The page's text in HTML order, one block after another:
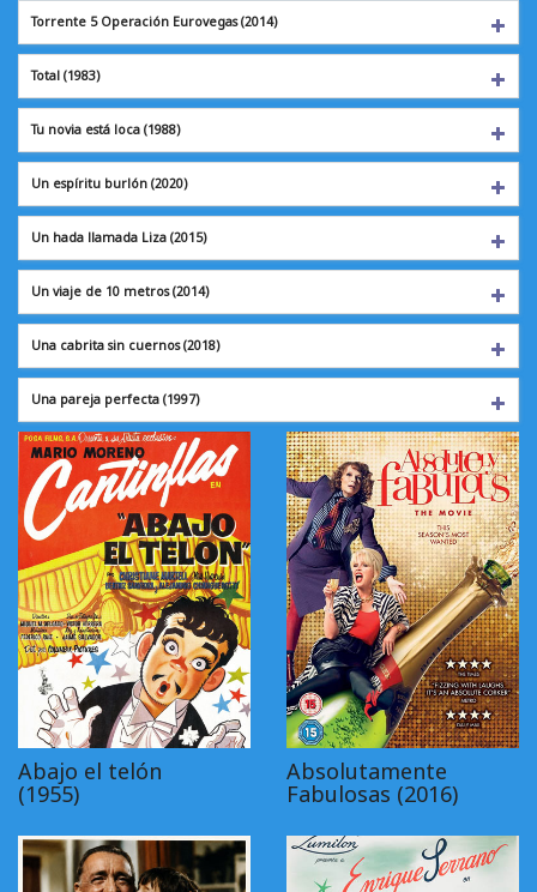
Torrente 5 Operación Eurovegas (2014)
Total (1983)
Tu novia está loca (1988)
Un espíritu burlón (2020)
Un hada llamada Liza (2015)
Un viaje de 10 metros (2014)
Una cabrita sin cuernos (2018)
Una pareja perfecta (1997)
Abajo el telón
(1955)
Absolutamente
Fabulosas (2016)